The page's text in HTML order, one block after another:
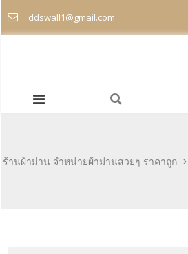
ddswall1@gmail.com
ร้านผ้าม่าน จำหน่ายผ้าม่านสวยๆ ราคาถูก